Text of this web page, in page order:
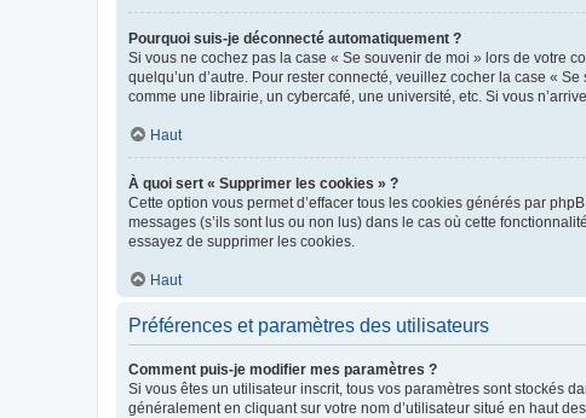
Pourquoi suis-je déconnecté automatiquement ?
Si vous ne cochez pas la case « Se souvenir de moi » lors de votre
quelqu’un d’autre. Pour rester connecté, veuillez cocher la case «
comme une librairie, un cybercafé, une université, etc. Si vous
Haut
À quoi sert « Supprimer les cookies » ?
Cette option vous permet d’effacer tous les cookies générés par
messages (s’ils sont lus ou non lus) dans le cas où cette
essayez de supprimer les cookies.
Haut
Préférences et paramètres des utilisateurs
Comment puis-je modifier mes paramètres ?
Si vous êtes un utilisateur inscrit, tous vos paramètres sont stockés
généralement en cliquant sur votre nom d’utilisateur situé en haut